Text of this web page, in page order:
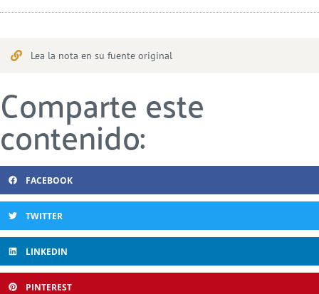
Lea la nota en su fuente original
Comparte este
contenido:
FACEBOOK
TWITTER
LINKEDIN
PINTEREST